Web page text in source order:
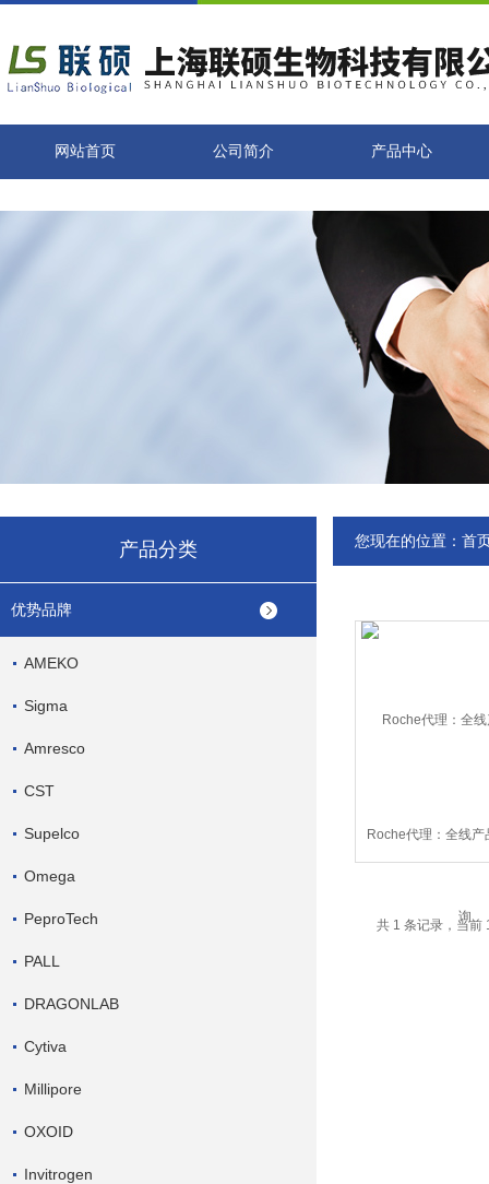
网站首页 公司简介 产品中心
产品分类
优势品牌
AMEKO
Sigma
Amresco
CST
Supelco
Omega
PeproTech
PALL
DRAGONLAB
Cytiva
Millipore
OXOID
Invitrogen
您现在的位置： 首
Roche代理：全线产
共 1 条记录，当